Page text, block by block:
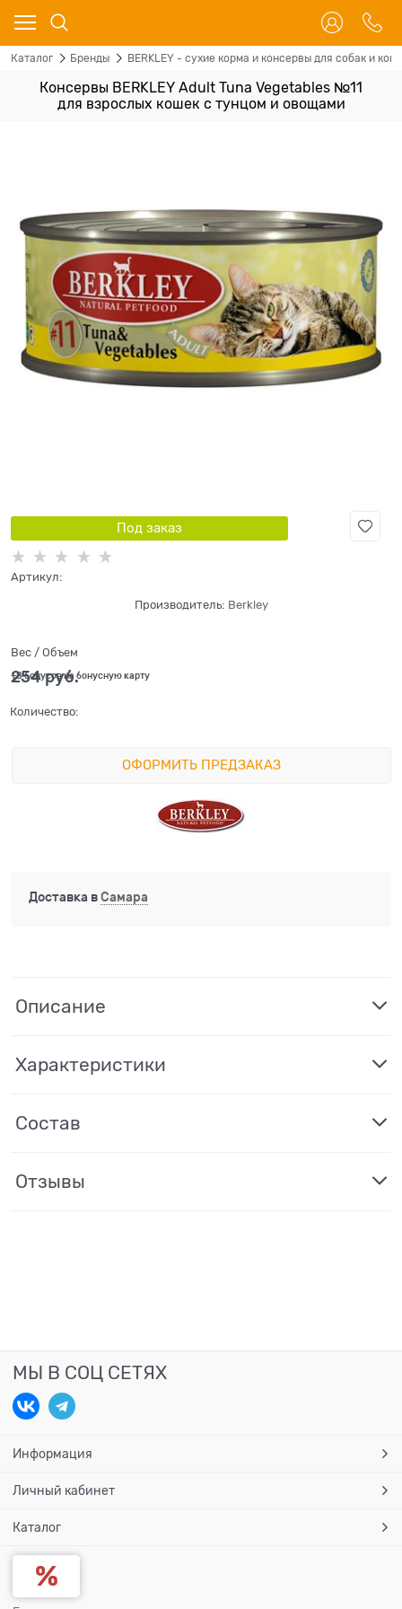
Каталог Бренды BERKLEY - сухие корма и консервы для собак и
Консервы BERKLEY Adult Tuna Vegetables №11
для взрослых кошек с тунцом и овощами
Под заказ
Артикул:
Производитель: Berkley
Вес / Объем
254 руб.
+8 бонусов на бонусную карту
Количество:
ОФОРМИТЬ ПРЕДЗАКАЗ
Доставка вСамара
Описание
Характеристики
Состав
Отзывы
МЫ В СОЦ СЕТЯХ
Информация
Личный кабинет
Каталог